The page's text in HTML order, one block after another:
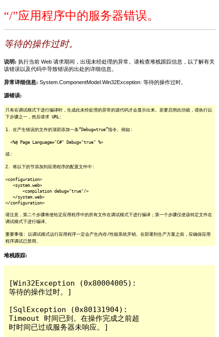
“/”应用程序中的服务器错误。
等待的操作过时。
说明: 执行当前 Web 请求期间，出现未经处理的异常。请检查堆栈跟踪信息，以了解有关
该错误以及代码中导致错误的出处的详细信息。
异常详细信息: System.ComponentModel.Win32Exception: 等待的操作过时。
源错误:
只有在调试模式下进行编译时，生成此未经处理的异常的源代码才会显示出来。若要启用此功能，请执行以
下步骤之一，然后请求 URL:
1. 在产生错误的文件的顶部添加一条“Debug=true”指令。例如:
<%@ Page Language="C#" Debug="true" %>
或:
2. 将以下的节添加到应用程序的配置文件中:
<configuration>
<system.web>
<compilation debug="true"/>
</system.web>
</configuration>
请注意，第二个步骤将使给定应用程序中的所有文件在调试模式下进行编译；第一个步骤仅使该特定文件在
调试模式下进行编译。
重要事项: 以调试模式运行应用程序一定会产生内存/性能系统开销。在部署到生产方案之前，应确保应用
程序调试已禁用。
堆栈跟踪:
[Win32Exception (0x80004005):
等待的操作过时。]
[SqlException (0x80131904):
Timeout 时间已到。在操作完成之前超
时时间已过或服务器未响应。]